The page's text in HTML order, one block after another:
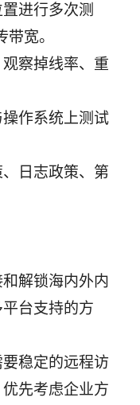
进行多次测
宽。
察掉线率、重
作系统上测试
日志政策、第
解锁海内外内
台支持的方
稳定的远程访
先考虑企业方